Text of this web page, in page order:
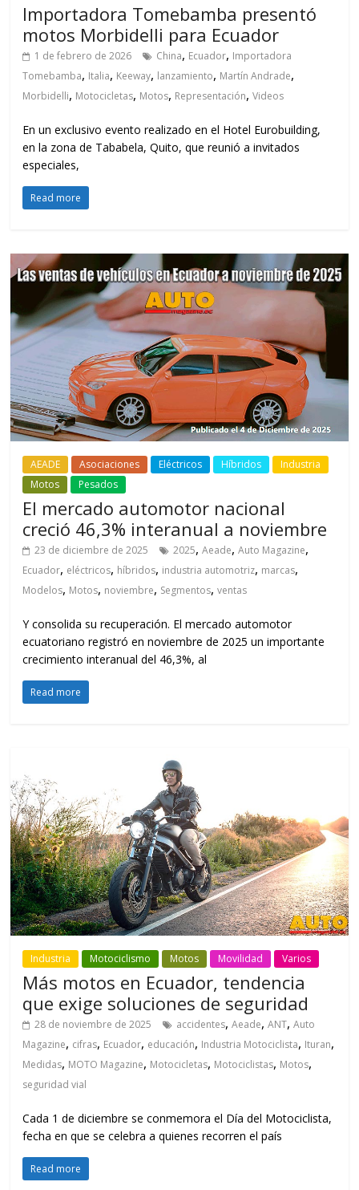
Importadora Tomebamba presentó
motos Morbidelli para Ecuador
1 de febrero de 2026 China, Ecuador, Importadora
Tomebamba, Italia, Keeway, lanzamiento, Martín Andrade,
Morbidelli, Motocicletas, Motos, Representación,Videos
En un exclusivo evento realizado en el Hotel Eurobuilding,
en la zona de Tababela, Quito, que reunió a invitados
especiales,
Read more
AEADE Asociaciones Eléctricos Híbridos
Industria
Motos
Pesados
El mercado automotor nacional
creció 46,3% interanual a noviembre
23 de diciembre de 2025 2025,Aeade,Auto Magazine,
Ecuador, eléctricos, híbridos, industria automotriz, marcas,
Modelos, Motos, noviembre, Segmentos,ventas
Y consolida su recuperación. El mercado automotor
ecuatoriano registró en noviembre de 2025 un importante
crecimiento interanual del 46,3%, al
Read more
Industria Motociclismo Motos Movilidad Varios
Más motos en Ecuador, tendencia
que exige soluciones de seguridad
28 de noviembre de 2025 accidentes,Aeade,ANT,Auto
Magazine, cifras, Ecuador, educación, Industria Motociclista, Ituran,
Medidas, MOTO Magazine, Motocicletas, Motociclistas, Motos,
seguridad vial
Cada 1 de diciembre se conmemora el Día del Motociclista,
fecha en que se celebra a quienes recorren el país
Read more